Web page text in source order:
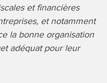
et financières
et notamment
la bonne organisation
adéquat pour leur